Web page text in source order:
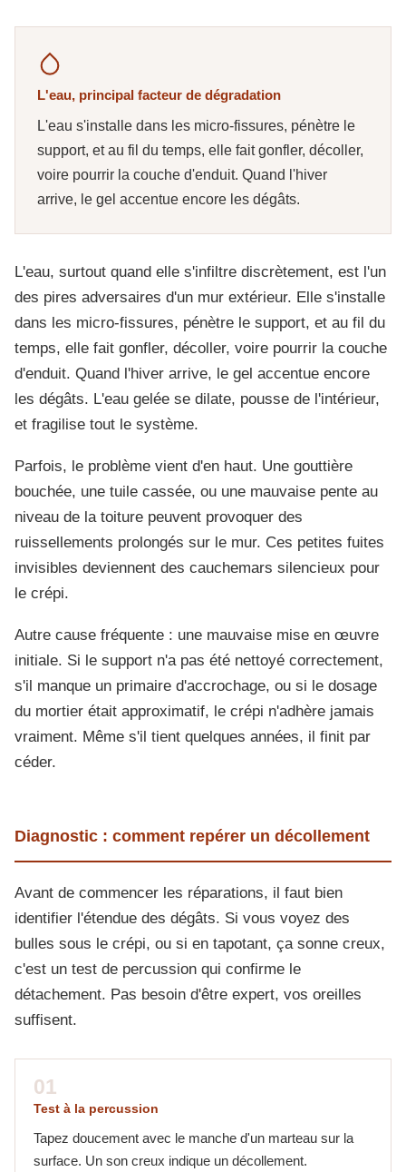
L'eau, principal facteur de dégradation
L'eau s'installe dans les micro-fissures, pénètre le
support, et au fil du temps, elle fait gonfler, décoller,
voire pourrir la couche d'enduit. Quand l'hiver
arrive, le gel accentue encore les dégâts.
L'eau, surtout quand elle s'infiltre discrètement, est l'un
des pires adversaires d'un mur extérieur. Elle s'installe
dans les micro-fissures, pénètre le support, et au fil du
temps, elle fait gonfler, décoller, voire pourrir la couche
d'enduit. Quand l'hiver arrive, le gel accentue encore
les dégâts. L'eau gelée se dilate, pousse de l'intérieur,
et fragilise tout le système.
Parfois, le problème vient d'en haut. Une gouttière
bouchée, une tuile cassée, ou une mauvaise pente au
niveau de la toiture peuvent provoquer des
ruissellements prolongés sur le mur. Ces petites fuites
invisibles deviennent des cauchemars silencieux pour
le crépi.
Autre cause fréquente : une mauvaise mise en œuvre
initiale. Si le support n'a pas été nettoyé correctement,
s'il manque un primaire d'accrochage, ou si le dosage
du mortier était approximatif, le crépi n'adhère jamais
vraiment. Même s'il tient quelques années, il finit par
céder.
Diagnostic : comment repérer un décollement
Avant de commencer les réparations, il faut bien
identifier l'étendue des dégâts. Si vous voyez des
bulles sous le crépi, ou si en tapotant, ça sonne creux,
c'est un test de percussion qui confirme le
détachement. Pas besoin d'être expert, vos oreilles
suffisent.
01
Test à la percussion
Tapez doucement avec le manche d'un marteau sur la
surface. Un son creux indique un décollement.